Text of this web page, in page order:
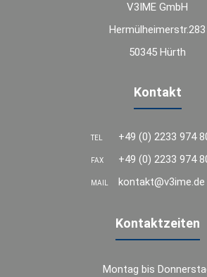
V3IME GmbH
Hermülheimerstr.283
50345 Hürth
Kontakt
TEL +49 (0) 2233 974
FAX +49 (0) 2233 974
MAIL kontakt@v3ime.de
Kontaktzeiten
Montag bis